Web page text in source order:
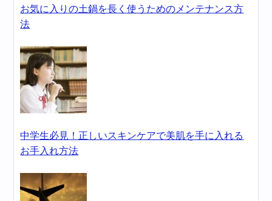
お気に入りの土鍋を長く使うためのメンテナンス方
法
中学生必見！正しいスキンケアで美肌を手に入れる
お手入れ方法